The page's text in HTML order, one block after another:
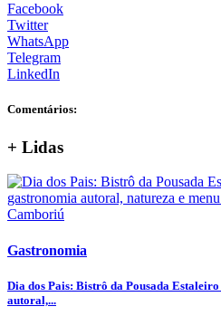
Facebook
Twitter
WhatsApp
Telegram
LinkedIn
Comentários:
+ Lidas
Gastronomia
Dia dos Pais: Bistrô da Pousada
autoral,...